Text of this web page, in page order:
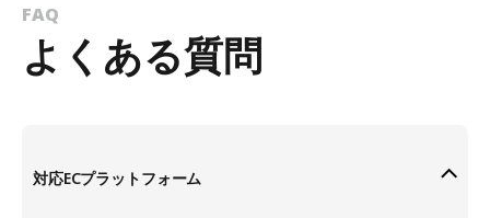
FAQ
よくある質問
対応ECプラットフォーム